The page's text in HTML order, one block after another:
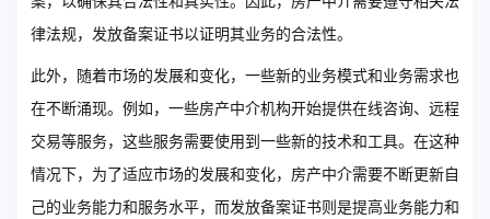
律法规，发放备案证书以证明其业务的合法性。
此外，随着市场的发展和变化，一些新的业务模式和业务需求也
在不断涌现。例如，一些房产中介机构开始提供在线咨询、远程
交易等服务，这些服务需要使用到一些新的技术和工具。在这种
情况下，为了适应市场的发展和变化，房产中介需要不断更新自
己的业务能力和服务水平，而发放备案证书则是提高业务能力和